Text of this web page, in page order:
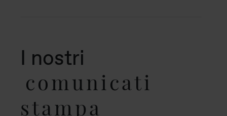
I nostri
comunicati
stampa